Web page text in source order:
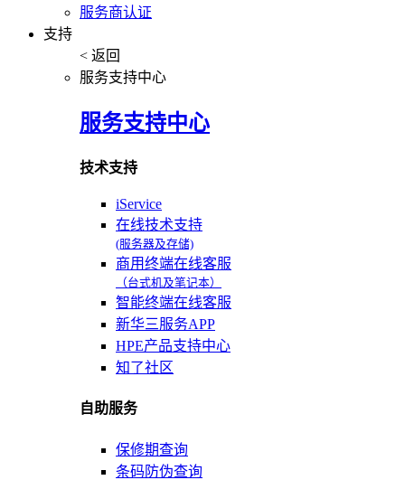
服务商认证
支持
< 返回
服务支持中心
服务支持中心
技术支持
iService
在线技术支持
(服务器及存储)
商用终端在线客服
（台式机及笔记本）
智能终端在线客服
新华三服务APP
HPE产品支持中心
知了社区
自助服务
保修期查询
条码防伪查询